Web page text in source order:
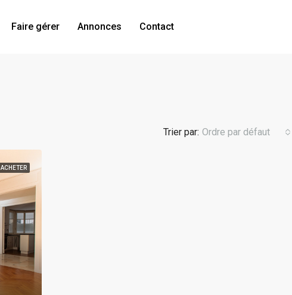
Faire gérer Annonces Contact
Trier par: Ordre par défaut
ACHETER